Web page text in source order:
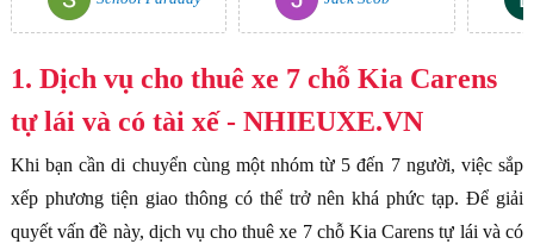
nhieuxe.vn còn có
4,7,16,29,45. Sắp tới
cuối năm công ty đi
1. Dịch vụ cho thuê xe 7 chỗ Kia Carens
tự lái và có tài xế - NHIEUXE.VN
Khi bạn cần di chuyển cùng một nhóm từ 5 đến 7 người, việc sắp
xếp phương tiện giao thông có thể trở nên khá phức tạp. Để giải
quyết vấn đề này, dịch vụ cho thuê xe 7 chỗ Kia Carens tự lái và có